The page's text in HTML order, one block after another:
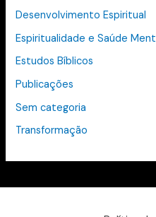
Desenvolvimento Espiritual
Espiritualidade e Saúde
Estudos Bíblicos
Publicações
Sem categoria
Transformação